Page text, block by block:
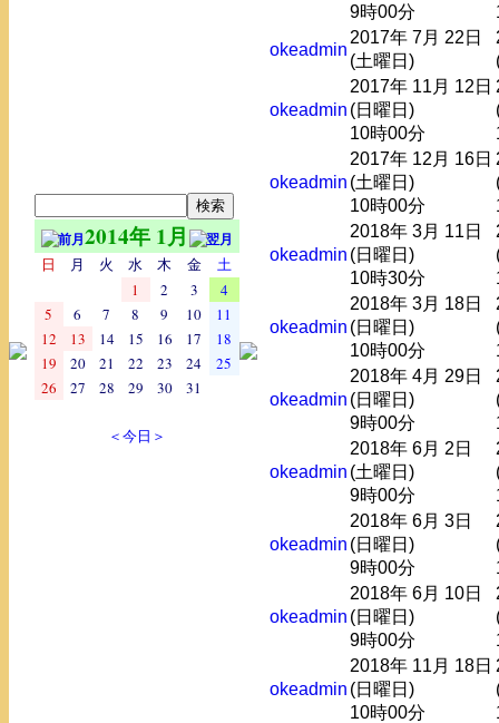
2014年 1月
日 月 火 水 木 金
土
1
2 3
4
5
6 7 8 9 10
11
12
13 14 15 16 17
18
19
20 21 22 23 24
25
26
27 28 29 30 31
＜今日＞
9時00分
okeadmin
2017年 7月 22日
(土曜日)
okeadmin
2017年 11月 12日
(日曜日)
10時00分
okeadmin
2017年 12月 16日
(土曜日)
10時00分
okeadmin
2018年 3月 11日
(日曜日)
10時30分
okeadmin
2018年 3月 18日
(日曜日)
10時00分
okeadmin
2018年 4月 29日
(日曜日)
9時00分
okeadmin
2018年 6月 2日
(土曜日)
9時00分
okeadmin
2018年 6月 3日
(日曜日)
9時00分
okeadmin
2018年 6月 10日
(日曜日)
9時00分
okeadmin
2018年 11月 18日
(日曜日)
10時00分